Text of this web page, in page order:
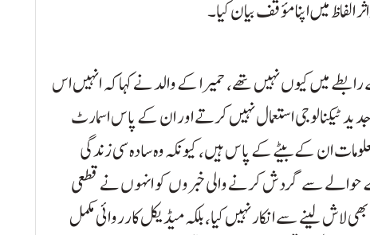
الفاظ میں اپنا مؤقف بیان کیا۔
رابطے میں کیوں نہیں تھے، حمیرا کے والد نے کہا کہ انہیں اس
ٹیکنالوجی استعمال نہیں کرتے اور ان کے پاس اسمارٹ
ان کے بیٹے کے پاس ہیں، کیونکہ وہ سادہ سی زندگی
حوالے سے گردش کرنے والی خبروں کو انہوں نے قطعی
لاش لینے سے انکار نہیں کیا، بلکہ میڈیکل کارروائی مکمل